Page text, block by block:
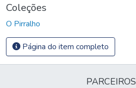
Coleções
O Pirralho
Página do item completo
PARCEIROS